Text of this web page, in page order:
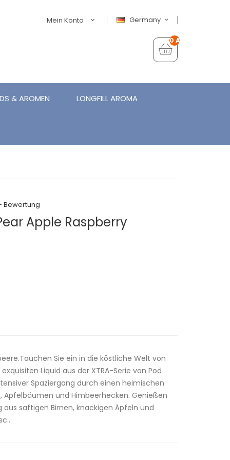
Germany
Mein Konto
0 Artikel - €0,00
& AROMEN LONGFILL AROMA
Bewertung
Apple Raspberry
Sie ein in die köstliche Welt von
Liquid aus der XTRA-Serie von Pod
Spaziergang durch einen heimischen
Apfelbäumen und Himbeerhecken. Genießen
saftigen Birnen, knackigen Äpfeln und